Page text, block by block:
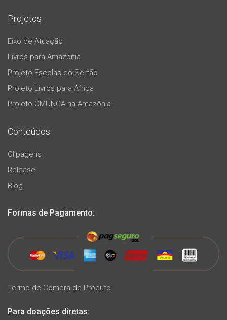
Projetos
Eixo de Atuação
Livros para Amazônia
Projeto Escolas do Sertão
Projeto Livros para África
Projeto OMUNGA na Amazônia
Conteúdos
Clipagens
Release
Blog
Formas de Pagamento:
Termo de Compra de Produto
Para doações diretas: